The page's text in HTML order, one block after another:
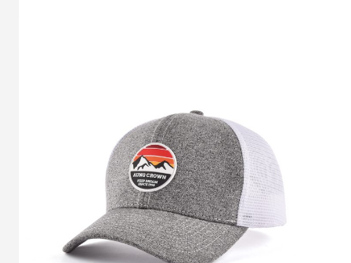
différence
entre
les
casquettes
à
profil
haut
et